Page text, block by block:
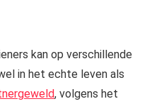
kan op verschillende
in het echte leven als
, volgens het